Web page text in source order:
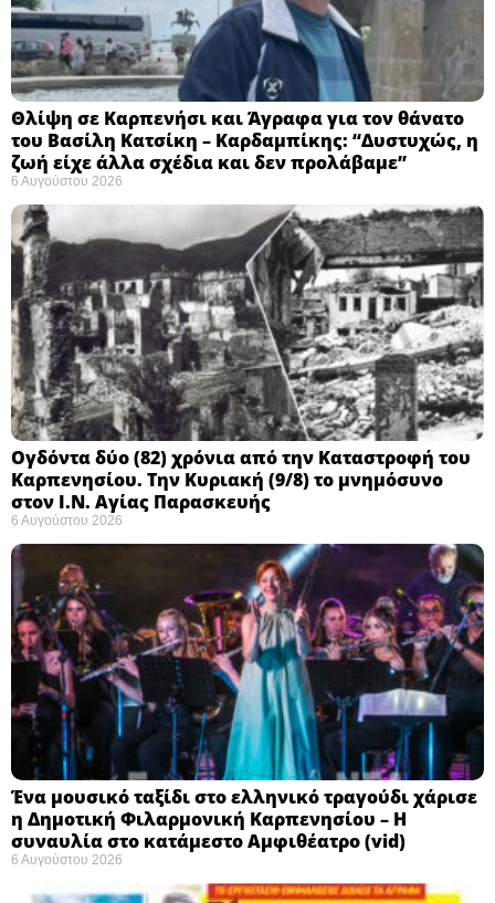
Θλίψη σε Καρπενήσι και Άγραφα για τον θάνατο
του Βασίλη Κατσίκη – Καρδαμπίκης: “Δυστυχώς, η
ζωή είχε άλλα σχέδια και δεν προλάβαμε”
6 Αυγούστου 2026
Ογδόντα δύο (82) χρόνια από την Καταστροφή του
Καρπενησίου. Την Κυριακή (9/8) το μνημόσυνο
στον Ι.Ν. Αγίας Παρασκευής
6 Αυγούστου 2026
Ένα μουσικό ταξίδι στο ελληνικό τραγούδι χάρισε
η Δημοτική Φιλαρμονική Καρπενησίου – Η
συναυλία στο κατάμεστο Αμφιθέατρο (vid)
6 Αυγούστου 2026